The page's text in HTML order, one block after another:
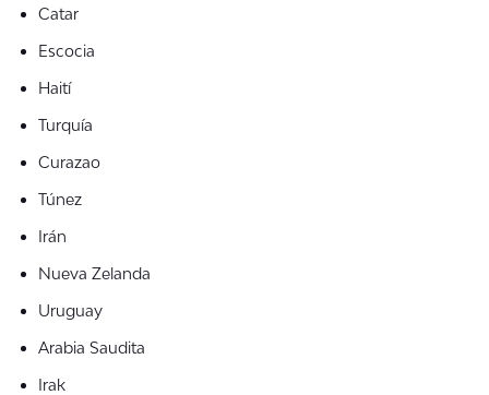
Catar
Escocia
Haití
Turquía
Curazao
Túnez
Irán
Nueva Zelanda
Uruguay
Arabia Saudita
Irak